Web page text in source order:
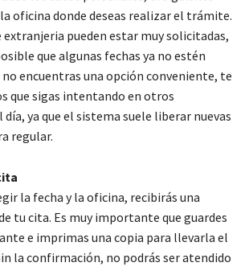
oficina donde deseas realizar el trámite.
extranjeria pueden estar muy solicitadas,
que algunas fechas ya no estén
encuentras una opción conveniente, te
que sigas intentando en otros
ya que el sistema suele liberar nuevas
regular.
la fecha y la oficina, recibirás una
tu cita. Es muy importante que guardes
e imprimas una copia para llevarla el
la confirmación, no podrás ser atendido